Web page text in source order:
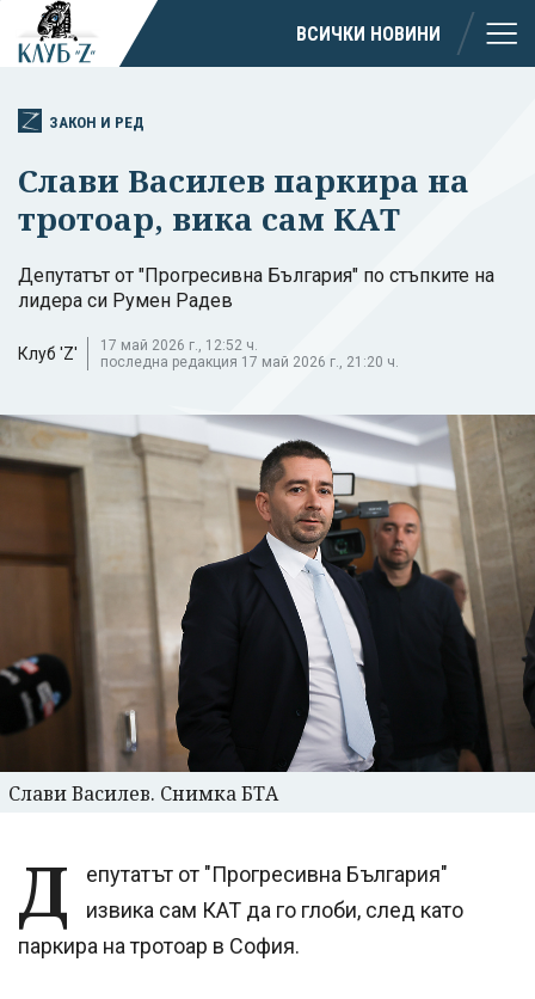
ВСИЧКИ НОВИНИ
ЗАКОН И РЕД
Слави Василев паркира на
тротоар, вика сам КАТ
Депутатът от "Прогресивна България" по стъпките на
лидера си Румен Радев
Клуб 'Z'
17 май 2026 г., 12:52 ч.
последна редакция 17 май 2026 г., 21:20 ч.
Слави Василев. Снимка БТА
Д
епутатът от "Прогресивна България"
извика сам КАТ да го глоби, след като
паркира на тротоар в София.